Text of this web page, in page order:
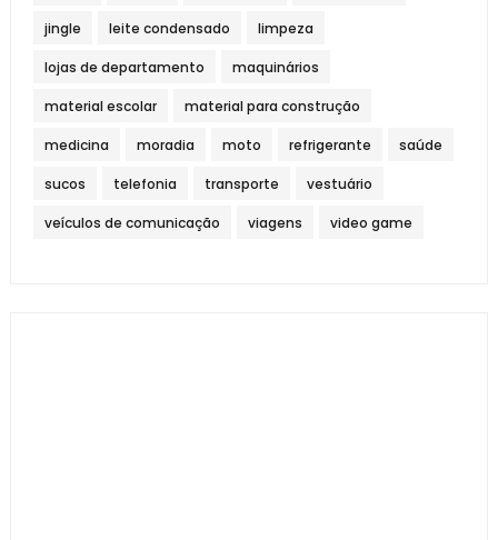
jingle leite condensado limpeza
lojas de departamento maquinários
material escolar material para construção
medicina moradia moto refrigerante saúde
sucos telefonia transporte vestuário
veículos de comunicação viagens video game